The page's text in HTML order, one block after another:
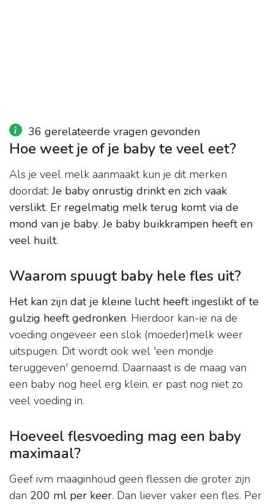
36 gerelateerde vragen gevonden
Hoe weet je of je baby te veel eet?
Als je veel melk aanmaakt kun je dit merken
doordat:Je baby onrustig drinkt en zich vaak
verslikt. Er regelmatig melk terug komt via de
mond van je baby.Je baby buikkrampen heeft en
veel huilt.
Waarom spuugt baby hele fles uit?
Het kan zijn dat je kleine lucht heeft ingeslikt of te
gulzig heeft gedronken. Hierdoor kan-ie na de
voeding ongeveer een slok (moeder)melk weer
uitspugen. Dit wordt ook wel 'een mondje
teruggeven' genoemd. Daarnaast is de maag van
een baby nog heel erg klein, er past nog niet zo
veel voeding in.
Hoeveel flesvoeding mag een baby
maximaal?
Geef ivm maaginhoud geen flessen die groter zijn
dan 200 ml per keer. Dan liever vaker een fles. Per